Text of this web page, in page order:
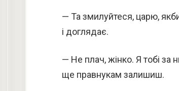
— Та змилуйтеся, царю,
і доглядає.
— Не плач, жінко. Я тобі за
ще правнукам залишиш.